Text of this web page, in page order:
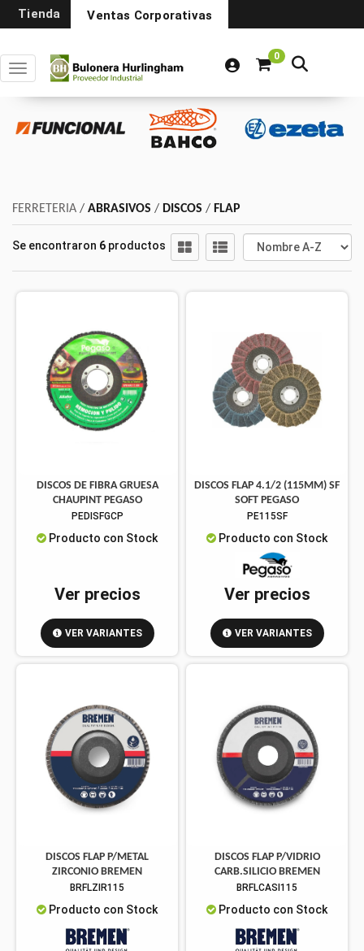
Tienda Ventas Corporativas
0
Toggle navigation
FERRETERIA / ABRASIVOS / DISCOS / FLAP
Se encontraron 6 productos
DISCOS DE FIBRA GRUESA
CHAUPINT PEGASO
PEDISFGCP
Producto con Stock
Ver precios
VER VARIANTES
DISCOS FLAP 4.1/2 (115MM) SF
SOFT PEGASO
PE115SF
Producto con Stock
Ver precios
VER VARIANTES
DISCOS FLAP P/METAL
ZIRCONIO BREMEN
BRFLZIR115
Producto con Stock
DISCOS FLAP P/VIDRIO
CARB.SILICIO BREMEN
BRFLCASI115
Producto con Stock